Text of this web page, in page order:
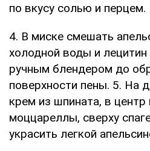
по вкусу солью и перцем.
4. В миске смешать
холодной воды и
ручным блендером до
поверхности пены. 5. На
крем из шпината, в
моццареллы, сверху
украсить легкой